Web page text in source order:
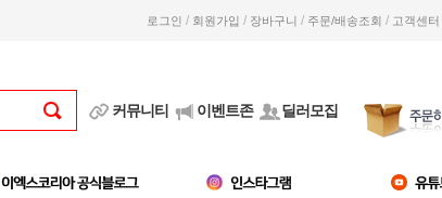
로그인 / 회원가입 / 장바구니 / 주문/배송조회 / 고객센터
커뮤니티 이벤트존 딜러모집